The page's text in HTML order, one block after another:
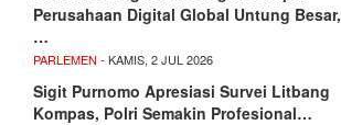
Perusahaan Digital Global Untung Besar,
…
PARLEMEN - KAMIS, 2 JUL 2026
Sigit Purnomo Apresiasi Survei Litbang
Kompas, Polri Semakin Profesional…